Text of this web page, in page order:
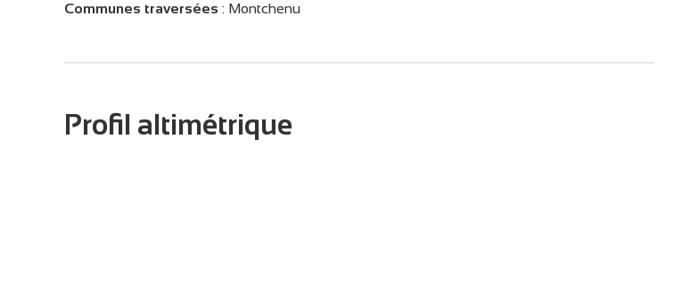
Communes traversées : Montchenu
Profil altimétrique